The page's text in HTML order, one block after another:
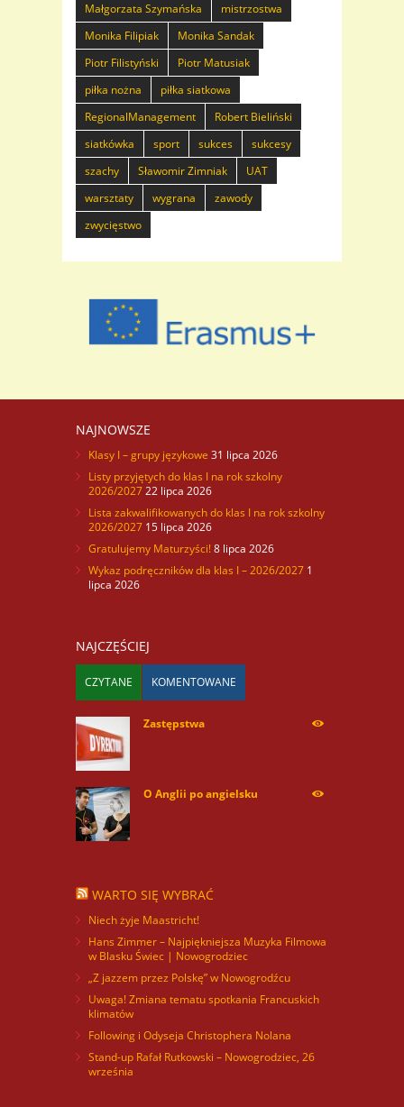
Małgorzata Szymańska
mistrzostwa
Monika Filipiak
Monika Sandak
Piotr Filistyński
Piotr Matusiak
piłka nożna
piłka siatkowa
RegionalManagement
Robert Bieliński
siatkówka
sport sukces
sukcesy
szachy
Sławomir Zimniak
UAT
warsztaty
wygrana
zawody
zwycięstwo
NAJNOWSZE
Klasy I – grupy językowe 31 lipca 2026
Listy przyjętych do klas I na rok szkolny
2026/202722 lipca 2026
Lista zakwalifikowanych do klas I na rok szkolny
2026/2027 15 lipca 2026
Gratulujemy Maturzyści!8 lipca 2026
Wykaz podręczników dla klas I – 2026/2027 1
lipca 2026
NAJCZĘŚCIEJ
CZYTANE KOMENTOWANE
Zastępstwa
O Anglii po angielsku
WARTO SIĘ WYBRAĆ
Niech żyje Maastricht!
Hans Zimmer – Najpiękniejsza Muzyka Filmowa
w Blasku Świec | Nowogrodziec
„Z jazzem przez Polskę” w Nowogrodźcu
Uwaga! Zmiana tematu spotkania Francuskich
klimatów
Following i Odyseja Christophera Nolana
Stand-up Rafał Rutkowski – Nowogrodziec, 26
września